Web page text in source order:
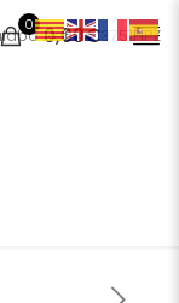
0 0,00€